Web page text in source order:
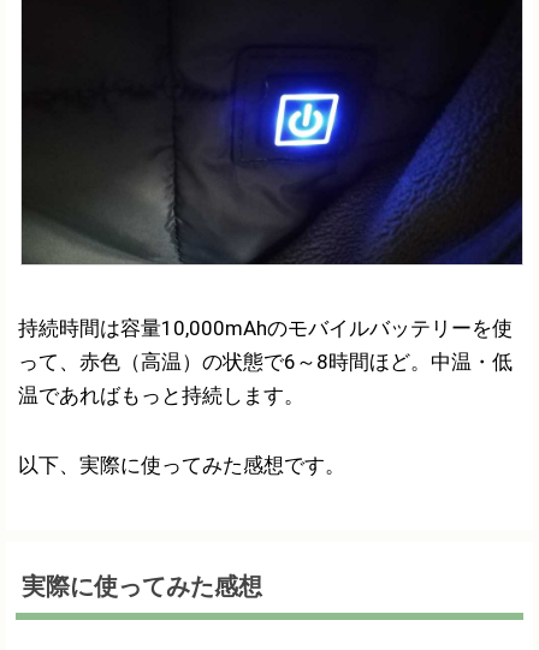
持続時間は容量10,000mAhのモバイルバッテリーを使
って、赤色（高温）の状態で6～8時間ほど。中温・低
温であればもっと持続します。
以下、実際に使ってみた感想です。
実際に使ってみた感想